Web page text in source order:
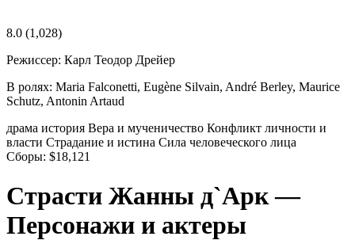
8.0 (1,028)
Режиссер: Карл Теодор Дрейер
В ролях: Maria Falconetti, Eugène Silvain, André Berley, Maurice
Schutz, Antonin Artaud
драма история Вера и мученичество Конфликт личности и
власти Страдание и истина Сила человеческого лица
Сборы: $18,121
Страсти Жанны д`Арк —
Персонажи и актеры